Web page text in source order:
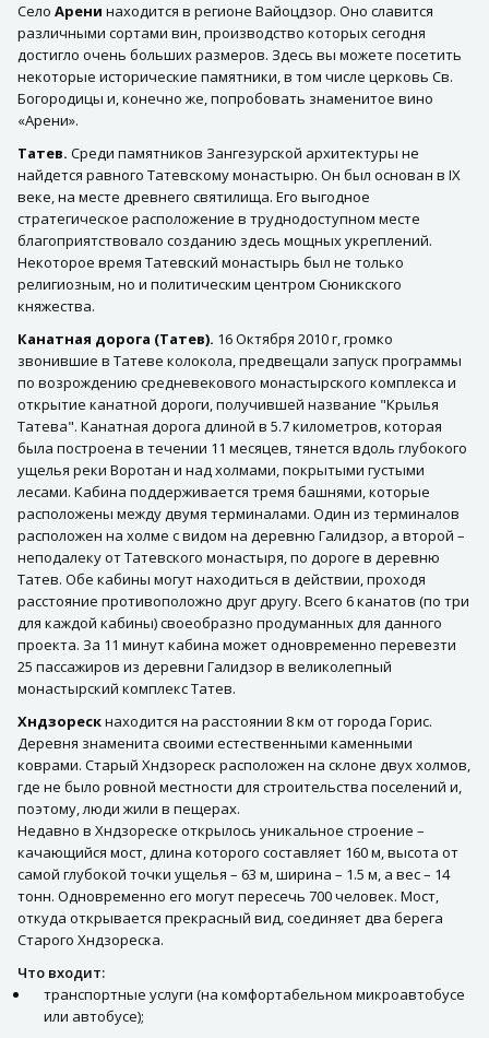
Село Арени находится в регионе Вайоцдзор. Оно славится
различными сортами вин, производство которых сегодня
достигло очень больших размеров. Здесь вы можете посетить
некоторые исторические памятники, в том числе церковь Св.
Богородицы и, конечно же, попробовать знаменитое вино
«Арени».
Татев. Среди памятников Зангезурской архитектуры не
найдется равного Татевскому монастырю. Он был основан в IX
веке, на месте древнего святилища. Его выгодное
стратегическое расположение в труднодоступном месте
благоприятствовало созданию здесь мощных укреплений.
Некоторое время Татевский монастырь был не только
религиозным, но и политическим центром Сюникского
княжества.
Канатная дорога (Татев). 16 Октября 2010 г, громко
звонившие в Татеве колокола, предвещали запуск программы
по возрождению средневекового монастырского комплекса и
открытие канатной дороги, получившей название "Крылья
Татева". Канатная дорога длиной в 5.7 километров, которая
была построена в течении 11 месяцев, тянется вдоль глубокого
ущелья реки Воротан и над холмами, покрытыми густыми
лесами. Кабина поддерживается тремя башнями, которые
расположены между двумя терминалами. Один из терминалов
расположен на холме с видом на деревню Галидзор, а второй –
неподалеку от Татевского монастыря, по дороге в деревню
Татев. Обе кабины могут находиться в действии, проходя
расстояние противоположно друг другу. Всего 6 канатов (по три
для каждой кабины) своеобразно продуманных для данного
проекта. За 11 минут кабина может одновременно перевезти
25 пассажиров из деревни Галидзор в великолепный
монастырский комплекс Татев.
Хндзорескнаходится на расстоянии 8 км от города Горис.
Деревня знаменита своими естественными каменными
коврами. Старый Хндзореск расположен на склоне двух холмов,
где не было ровной местности для строительства поселений и,
поэтому, люди жили в пещерах.
Недавно в Хндзореске открылось уникальное строение –
качающийся мост, длина которого составляет 160 м, высота от
самой глубокой точки ущелья – 63 м, ширина – 1.5 м, а вес – 14
тонн. Одновременно его могут пересечь 700 человек. Мост,
откуда открывается прекрасный вид, соединяет два берега
Старого Хндзореска.
Что входит:
транспортные услуги (на комфортабельном микроавтобусе
или автобусе);